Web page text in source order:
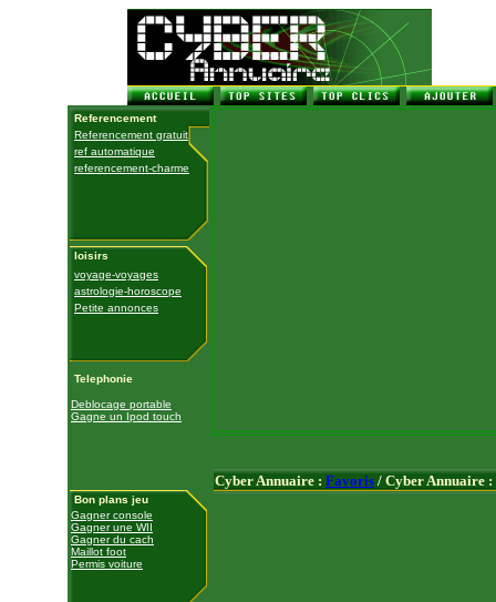
Referencement
Referencement gratuit
ref automatique
referencement-charme
loisirs
voyage-voyages
astrologie-horoscope
Petite annonces
Telephonie
Deblocage portable
Gagne un Ipod touch
Bon plans jeu
Gagner console
Gagner une WII
Gagner du cach
Maillot foot
Permis voiture
Cyber Annuaire : Favoris / Cyber Annuaire :